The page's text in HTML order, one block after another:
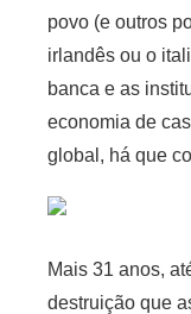
povo (e outros
irlandês ou o
banca e as
economia de
global, há que
Mais 31 anos,
destruição que